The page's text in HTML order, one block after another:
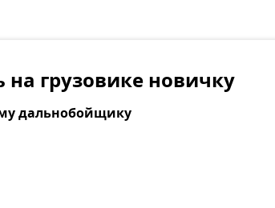
на грузовике новичку
дальнобойщику